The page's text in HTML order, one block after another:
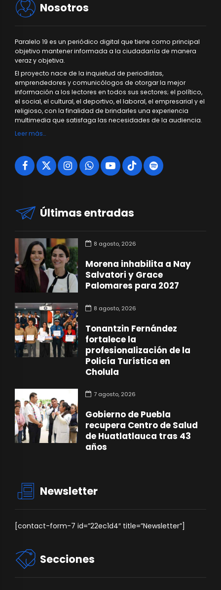
Nosotros
Paralelo 19 es un periódico digital que tiene como principal
objetivo mantener informada a la ciudadanía de manera
veraz y objetiva.
El proyecto nace de la inquietud de periodistas,
emprendedores y comunicólogos de otorgar la mejor
información a los lectores en todos sus sectores; el político,
el social, el cultural, el deportivo, el laboral, el empresarial y el
religioso, con la finalidad de brindarles una experiencia
multimedia que satisfaga las necesidades de la audiencia.
Leer más…
Últimas entradas
8 agosto, 2026
Morena inhabilita a Nay
Salvatori y Grace
Palomares para 2027
8 agosto, 2026
Tonantzin Fernández
fortalece la
profesionalización de la
Policía Turística en
Cholula
7 agosto, 2026
Gobierno de Puebla
recupera Centro de Salud
de Huatlatlauca tras 43
años
Newsletter
[contact-form-7 id=”22ec1d4″ title=”Newsletter”]
Secciones